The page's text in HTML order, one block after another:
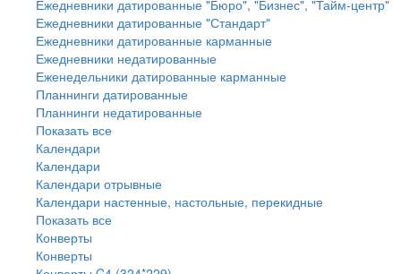
Ежедневники датированные "Бюро", "Бизнес", "Тайм-центр"
Ежедневники датированные "Стандарт"
Ежедневники датированные карманные
Ежедневники недатированные
Еженедельники датированные карманные
Планнинги датированные
Планнинги недатированные
Показать все
Календари
Календари
Календари отрывные
Календари настенные, настольные, перекидные
Показать все
Конверты
Конверты